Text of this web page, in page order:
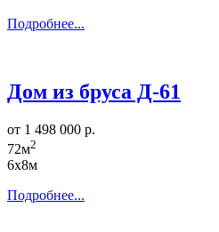
Подробнее...
Дом из бруса Д-61
от 1 498 000 р.
72м2
6х8м
Подробнее...